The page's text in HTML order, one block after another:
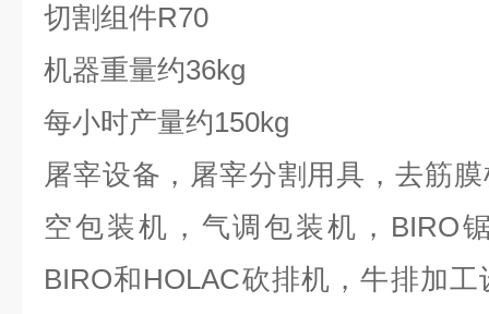
切割组件R70
机器重量约36kg
每小时产量约150kg
屠宰设备，屠宰分割用具，去筋
空包装机，气调包装机，BIRO
BIRO和HOLAC砍排机，牛排加